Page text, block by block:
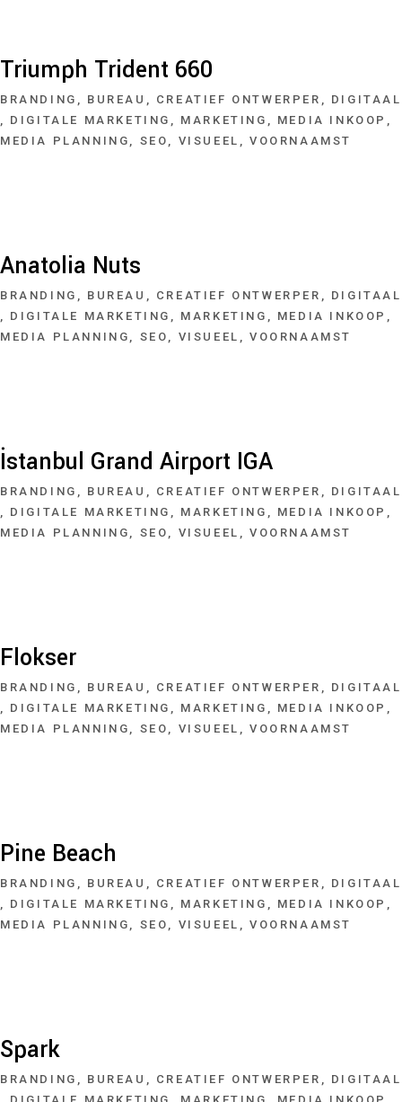
Triumph Trident 660
BRANDING BUREAU CREATIEF ONTWERPER
DIGITAAL
DIGITALE MARKETING
MARKETING
MEDIA INKOOP
MEDIA PLANNING
SEO VISUEEL VOORNAAMST
Anatolia Nuts
BRANDING BUREAU CREATIEF ONTWERPER
DIGITAAL
DIGITALE MARKETING
MARKETING
MEDIA INKOOP
MEDIA PLANNING
SEO VISUEEL VOORNAAMST
İstanbul Grand Airport IGA
BRANDING BUREAU CREATIEF ONTWERPER
DIGITAAL
DIGITALE MARKETING
MARKETING
MEDIA INKOOP
MEDIA PLANNING
SEO VISUEEL VOORNAAMST
Flokser
BRANDING BUREAU CREATIEF ONTWERPER
DIGITAAL
DIGITALE MARKETING
MARKETING
MEDIA INKOOP
MEDIA PLANNING
SEO VISUEEL VOORNAAMST
Pine Beach
BRANDING BUREAU CREATIEF ONTWERPER
DIGITAAL
DIGITALE MARKETING
MARKETING
MEDIA INKOOP
MEDIA PLANNING
SEO VISUEEL VOORNAAMST
Spark
BRANDING BUREAU CREATIEF ONTWERPER
DIGITAAL